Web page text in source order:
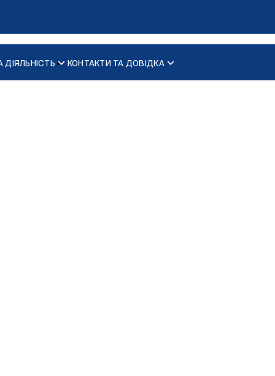
М."
агрохімічних ресу…
ДІЯЛЬНІСТЬ КОНТАКТИ ТА ДОВІДКА